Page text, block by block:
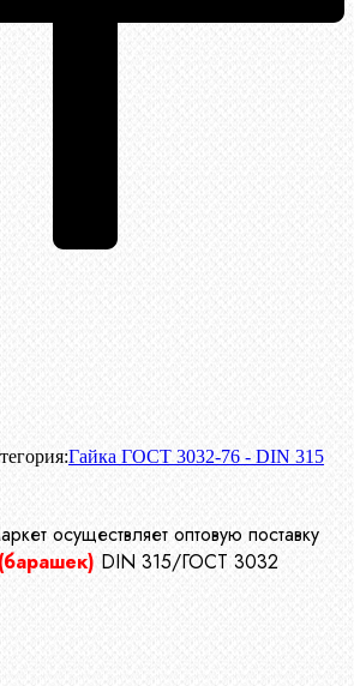
Гайка ГОСТ 3032-76 - DIN 315
осуществляет оптовую поставку
DIN 315/ГОСТ 3032